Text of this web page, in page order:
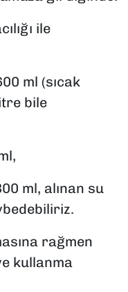
ile
ml (sıcak
bile
ml, alınan su
rağmen
kullanma